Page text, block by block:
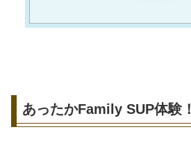
あったかFamily SUP体験！